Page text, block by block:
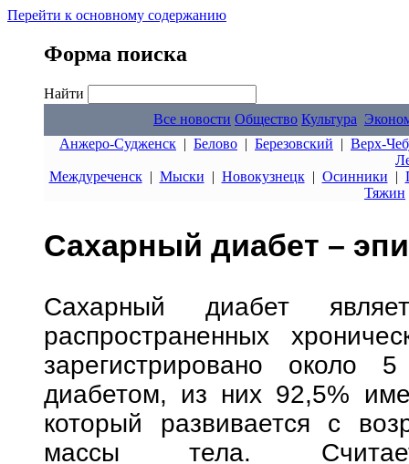
Перейти к основному содержанию
Форма поиска
Найти
Все новости Общество Культура
Анжеро-Судженск | Белово | Березовский | Верх-
Междуреченск| Мыски | Новокузнецк| Осинники |
Тяжин
Сахарный диабет –
Сахарный диабет
распространенных
зарегистрировано
диабетом, из них 92,5%
который развивается с
массы тела.